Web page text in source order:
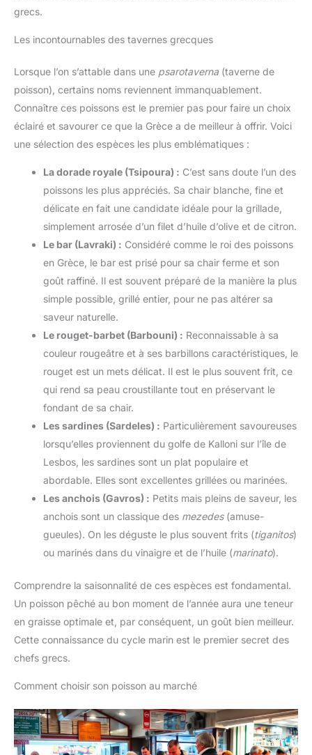
grecs.
Les incontournables des tavernes grecques
Lorsque l’on s’attable dans une psarotaverna (taverne de
poisson), certains noms reviennent immanquablement.
Connaître ces poissons est le premier pas pour faire un choix
éclairé et savourer ce que la Grèce a de meilleur à offrir. Voici
une sélection des espèces les plus emblématiques :
La dorade royale (Tsipoura) : C’est sans doute l’un des
poissons les plus appréciés. Sa chair blanche, fine et
délicate en fait une candidate idéale pour la grillade,
simplement arrosée d’un filet d’huile d’olive et de citron.
Le bar (Lavraki) : Considéré comme le roi des poissons
en Grèce, le bar est prisé pour sa chair ferme et son
goût raffiné. Il est souvent préparé de la manière la plus
simple possible, grillé entier, pour ne pas altérer sa
saveur naturelle.
Le rouget-barbet (Barbouni) : Reconnaissable à sa
couleur rougeâtre et à ses barbillons caractéristiques, le
rouget est un mets délicat. Il est le plus souvent frit, ce
qui rend sa peau croustillante tout en préservant le
fondant de sa chair.
Les sardines (Sardeles) : Particulièrement savoureuses
lorsqu’elles proviennent du golfe de Kalloni sur l’île de
Lesbos, les sardines sont un plat populaire et
abordable. Elles sont excellentes grillées ou marinées.
Les anchois (Gavros) : Petits mais pleins de saveur, les
anchois sont un classique des mezedes(amuse-
gueules). On les déguste le plus souvent frits (tiganitos)
ou marinés dans du vinaigre et de l’huile (marinato).
Comprendre la saisonnalité de ces espèces est fondamental.
Un poisson pêché au bon moment de l’année aura une teneur
en graisse optimale et, par conséquent, un goût bien meilleur.
Cette connaissance du cycle marin est le premier secret des
chefs grecs.
Comment choisir son poisson au marché